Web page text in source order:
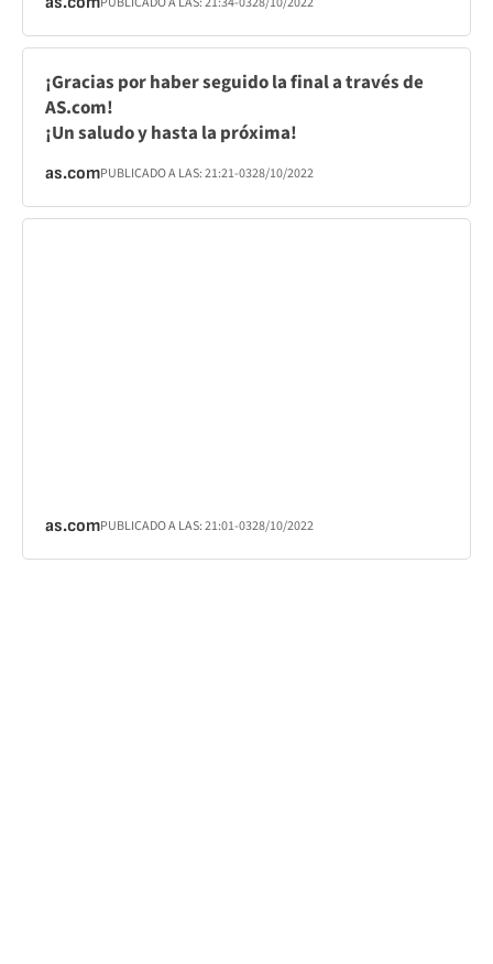
¡Gracias por haber seguido la final a través de
AS.com!
¡Un saludo y hasta la próxima!
as.comPUBLICADO A LAS:21:21-0328/10/2022
as.comPUBLICADO A LAS:21:01-0328/10/2022